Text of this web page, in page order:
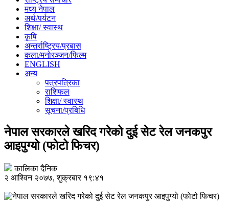
मध्य नेपाल
अर्थ/पर्यटन
शिक्षा/ स्वास्थ
कृषि
अन्तर्राष्ट्रिय/प्रबास
कला/मनोरञ्जन/फिल्म
ENGLISH
अन्य
पत्रपत्रिका
राशिफल
शिक्षा/ स्वास्थ
सूचना/प्रबिधि
नेपाल सरकारले खरिद गरेको दुई सेट रेल जनकपुर
आइपुग्यो (फाेटो फिचर)
कालिका दैनिक
२ आश्विन २०७७, शुक्रबार १९:४१